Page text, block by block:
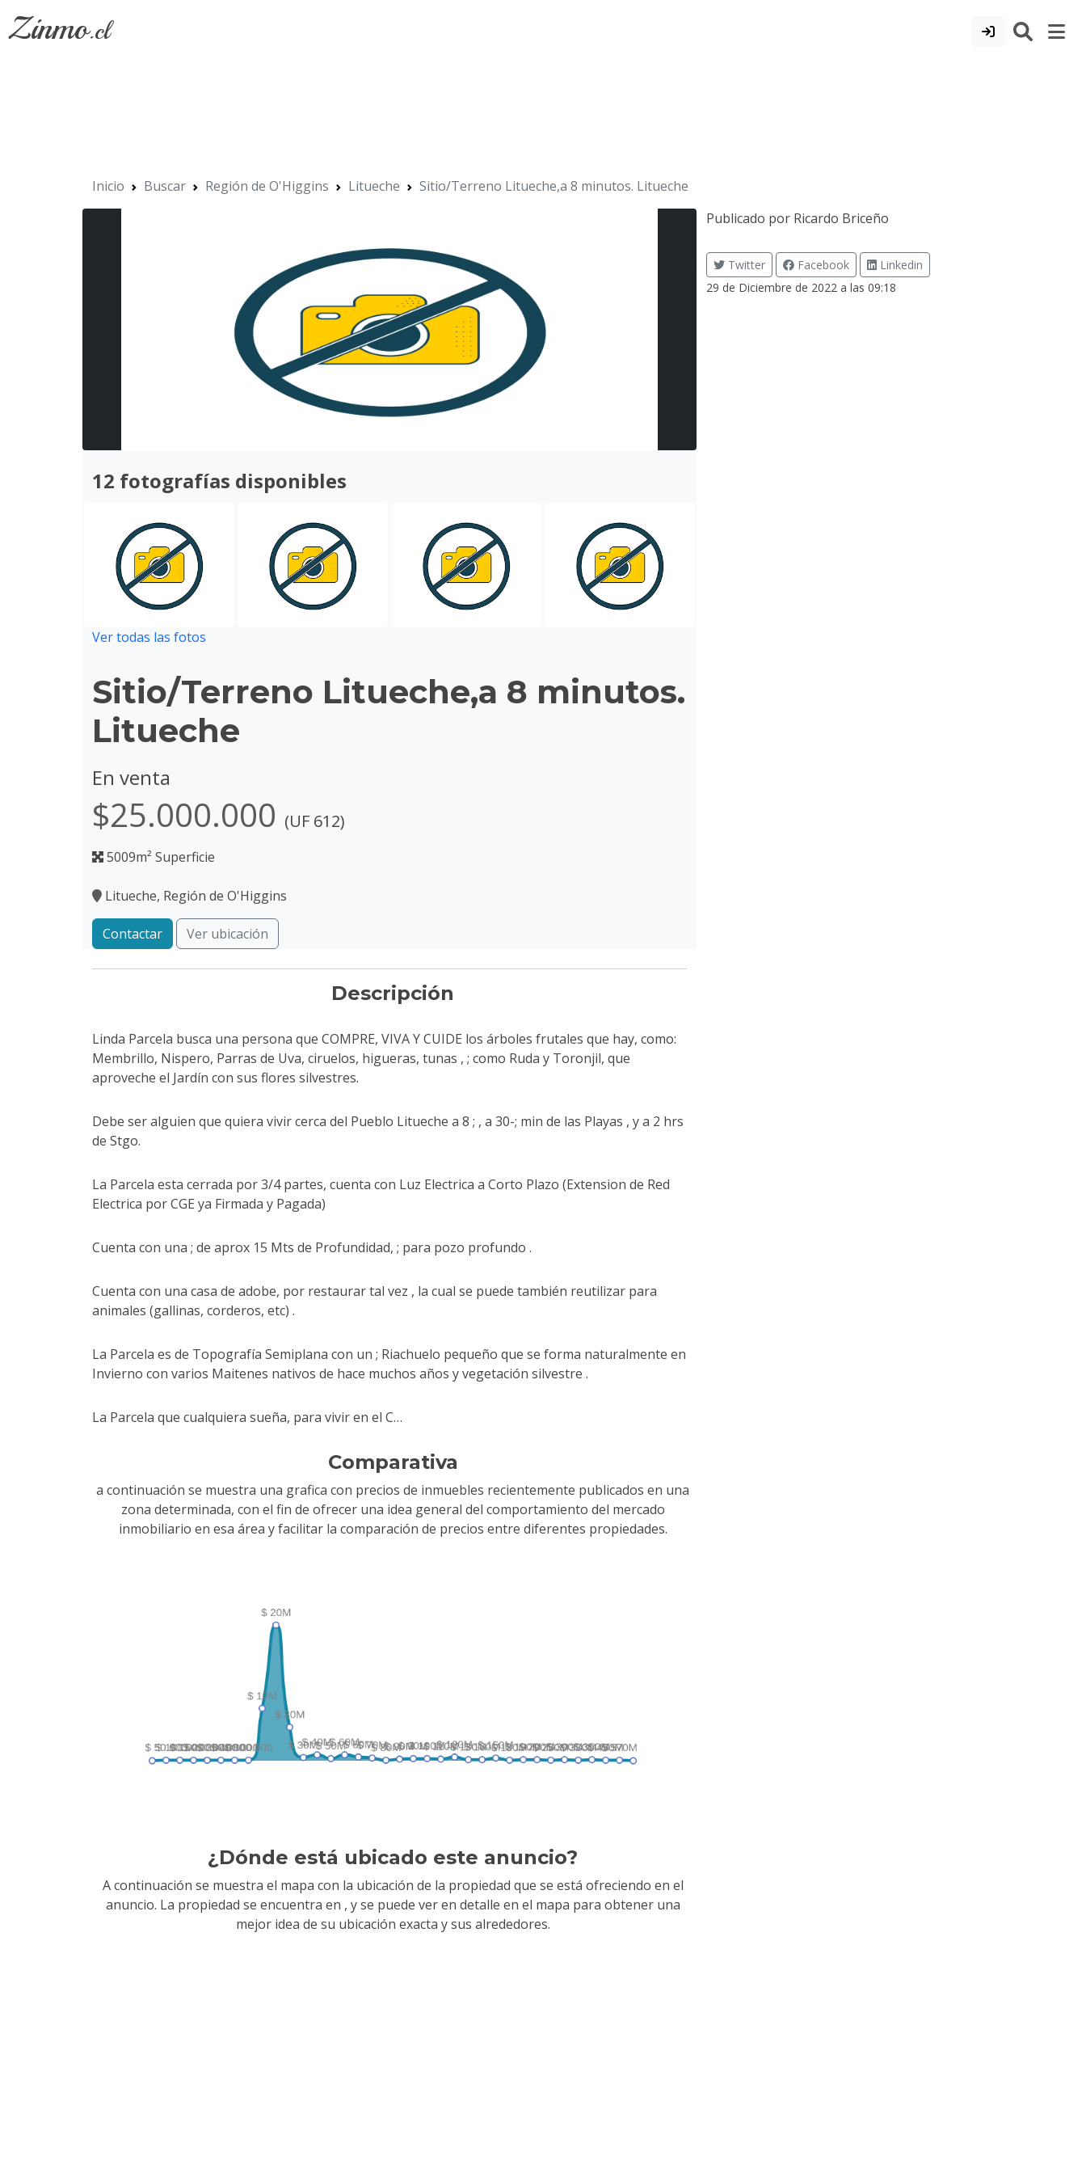
Zinmo.cl
Inicio Buscar Región de O'Higgins Litueche Sitio/Terreno Litueche,a 8 minutos. Litueche
12 fotografías disponibles
Ver todas las fotos
Sitio/Terreno Litueche,a 8 minutos.
Litueche
En venta
$25.000.000 (UF 612)
5009m² Superficie
Litueche, Región de O'Higgins
Contactar Ver ubicación
Publicado por Ricardo Briceño
Twitter Facebook
Linkedin
29 de Diciembre de 2022 a las 09:18
Descripción
Linda Parcela busca una persona que COMPRE, VIVA Y CUIDE los árboles frutales que hay, como:
Membrillo, Nispero, Parras de Uva, ciruelos, higueras, tunas , ; como Ruda y Toronjil, que
aproveche el Jardín con sus flores silvestres.
Debe ser alguien que quiera vivir cerca del Pueblo Litueche a 8 ; , a 30-; min de las Playas , y a 2 hrs
de Stgo.
La Parcela esta cerrada por 3/4 partes, cuenta con Luz Electrica a Corto Plazo (Extension de Red
Electrica por CGE ya Firmada y Pagada)
Cuenta con una ; de aprox 15 Mts de Profundidad, ; para pozo profundo .
Cuenta con una casa de adobe, por restaurar tal vez , la cual se puede también reutilizar para
animales (gallinas, corderos, etc) .
La Parcela es de Topografía Semiplana con un ; Riachuelo pequeño que se forma naturalmente en
Invierno con varios Maitenes nativos de hace muchos años y vegetación silvestre .
La Parcela que cualquiera sueña, para vivir en el C…
Comparativa
a continuación se muestra una grafica con precios de inmuebles recientemente publicados en una
zona determinada, con el fin de ofrecer una idea general del comportamiento del mercado
inmobiliario en esa área y facilitar la comparación de precios entre diferentes propiedades.
¿Dónde está ubicado este anuncio?
A continuación se muestra el mapa con la ubicación de la propiedad que se está ofreciendo en el
anuncio. La propiedad se encuentra en , y se puede ver en detalle en el mapa para obtener una
mejor idea de su ubicación exacta y sus alrededores.